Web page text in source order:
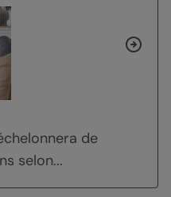
de
selon...